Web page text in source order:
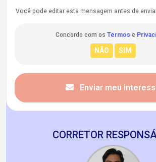
Você pode editar esta mensagem antes de
Concordo com os Termos e
Enviar meu
CORRETOR